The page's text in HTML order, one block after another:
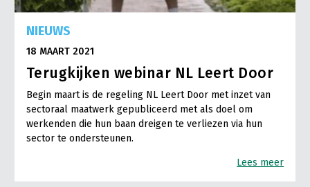
NIEUWS
18 MAART 2021
Terugkijken webinar NL Leert Door
Begin maart is de regeling NL Leert Door met inzet van
sectoraal maatwerk gepubliceerd met als doel om
werkenden die hun baan dreigen te verliezen via hun
sector te ondersteunen.
Lees meer